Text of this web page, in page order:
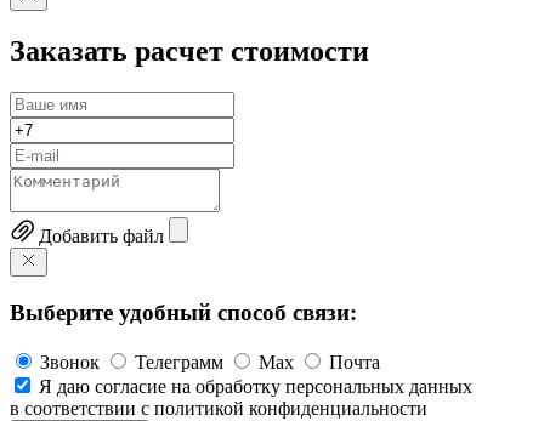
Заказать расчет стоимости
Добавить файл
Выберите удобный способ связи:
Звонок Телеграмм Max
Почта
Я даю согласие на обработку персональных данных
в соответствии с политикой конфиденциальности